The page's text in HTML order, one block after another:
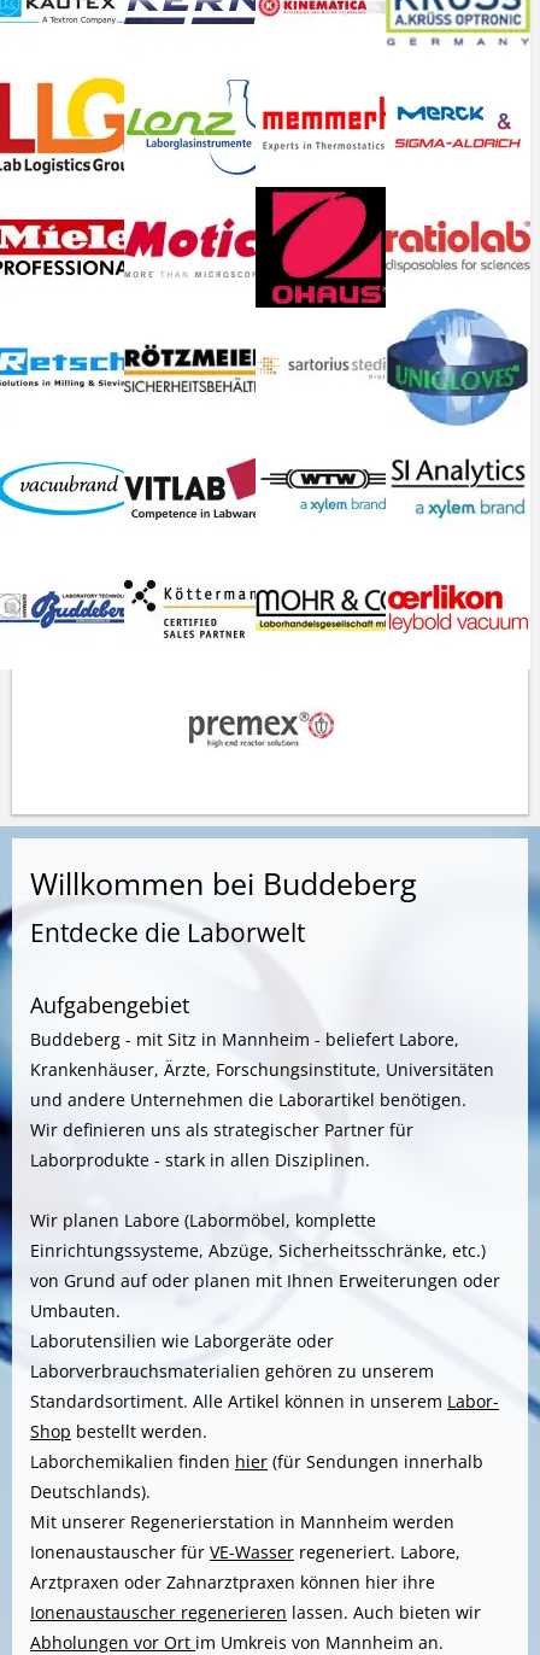
Willkommen bei Buddeberg
Entdecke die Laborwelt
Aufgabengebiet
Buddeberg - mit Sitz in Mannheim - beliefert Labore,
Krankenhäuser, Ärzte, Forschungsinstitute, Universitäten
und andere Unternehmen die Laborartikel benötigen.
Wir definieren uns als strategischer Partner für
Laborprodukte - stark in allen Disziplinen.
Wir planen Labore (Labormöbel, komplette
Einrichtungssysteme, Abzüge, Sicherheitsschränke, etc.)
von Grund auf oder planen mit Ihnen Erweiterungen oder
Umbauten.
Laborutensilien wie Laborgeräte oder
Laborverbrauchsmaterialien gehören zu unserem
Standardsortiment. Alle Artikel können in unserem Labor-
Shop bestellt werden.
Laborchemikalien finden hier (für Sendungen innerhalb
Deutschlands).
Mit unserer Regenerierstation in Mannheim werden
Ionenaustauscher für VE-Wasser regeneriert. Labore,
Arztpraxen oder Zahnarztpraxen können hier ihre
Ionenaustauscher regenerieren lassen. Auch bieten wir
Abholungen vor Ort im Umkreis von Mannheim an.